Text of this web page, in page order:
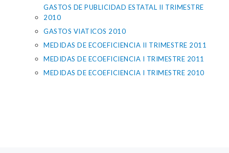
GASTOS DE PUBLICIDAD ESTATAL II TRIMESTRE
2010
GASTOS VIATICOS 2010
MEDIDAS DE ECOEFICIENCIA II TRIMESTRE 2011
MEDIDAS DE ECOEFICIENCIA I TRIMESTRE 2011
MEDIDAS DE ECOEFICIENCIA I TRIMESTRE 2010